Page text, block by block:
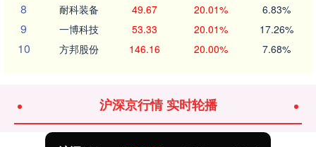
8 耐科装备 49.67 20.01% 6.83%
9 一博科技 53.33 20.01% 17.26%
10 方邦股份 146.16 20.00% 7.68%
沪深京行情 实时轮播